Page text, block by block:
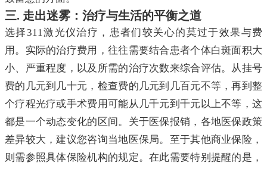
三. 走出迷雾：治疗与生活的平衡之道
选择311激光仪治疗，患者们较关心的莫过于效果与费
用。实际的治疗费用，往往需要结合患者个体白斑面积大
小、严重程度，以及所需的治疗次数来综合评估。从挂号
费的几元到几十元，检查费的几元到几百元不等，再到整
个疗程光疗或手术费用可能从几千元到千元以上不等，这
都是一个动态变化的区间。关于医保报销，各地医保政策
差异较大，建议您咨询当地医保局。至于其他商业保险，
则需参照具体保险机构的规定。在此需要特别提醒的是，